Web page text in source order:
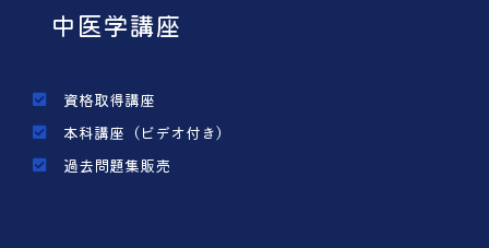
中医学講座
資格取得講座
本科講座（ビデオ付き）
過去問題集販売